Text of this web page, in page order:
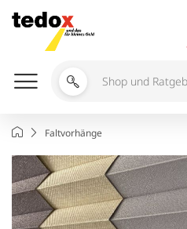
Inhalt
springen
Shop
durchsuchen
StartseiteFaltvorhänge